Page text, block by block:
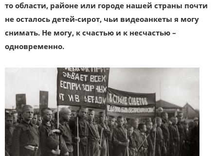
то области, районе или городе нашей страны почти
не осталось детей-сирот, чьи видеоанкеты я могу
снимать. Не могу, к счастью и к несчастью –
одновременно.